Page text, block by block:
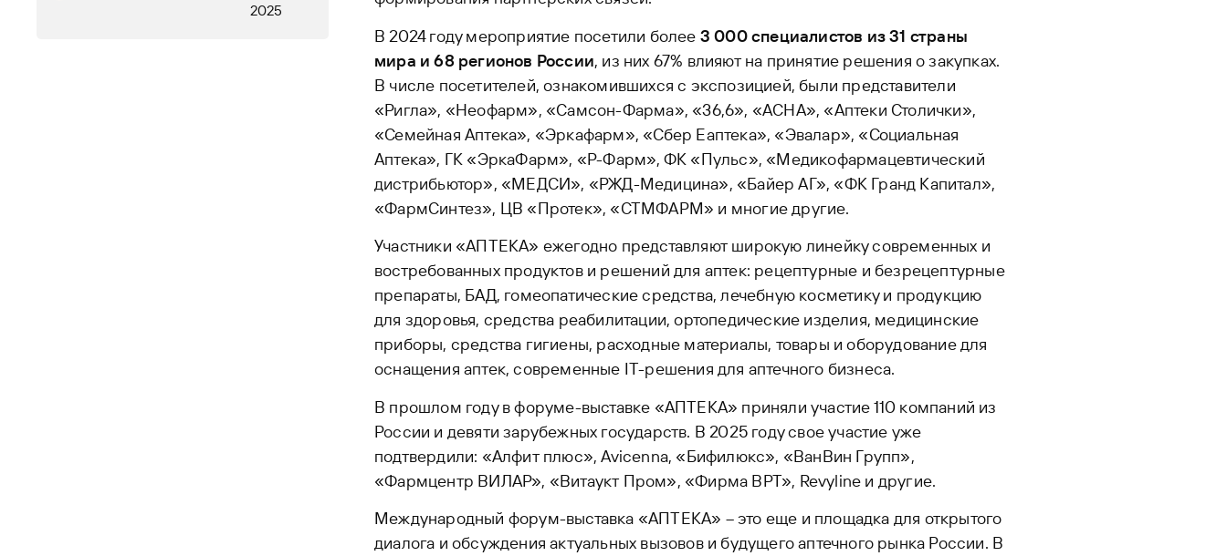
2025
В 2024 году мероприятие посетили более 3 000 специалистов из 31 страны
мира и 68 регионов России, из них 67% влияют на принятие решения о закупках.
В числе посетителей, ознакомившихся с экспозицией, были представители
«Ригла», «Неофарм», «Самсон-Фарма», «36,6», «АСНА», «Аптеки Столички»,
«Семейная Аптека», «Эркафарм», «Сбер Еаптека», «Эвалар», «Социальная
Аптека», ГК «ЭркаФарм», «Р-Фарм», ФК «Пульс», «Медикофармацевтический
дистрибьютор», «МЕДСИ», «РЖД-Медицина», «Байер АГ», «ФК Гранд Капитал»,
«ФармСинтез», ЦВ «Протек», «СТМФАРМ» и многие другие.
Участники «АПТЕКА» ежегодно представляют широкую линейку современных и
востребованных продуктов и решений для аптек: рецептурные и безрецептурные
препараты, БАД, гомеопатические средства, лечебную косметику и продукцию
для здоровья, средства реабилитации, ортопедические изделия, медицинские
приборы, средства гигиены, расходные материалы, товары и оборудование для
оснащения аптек, современные IT-решения для аптечного бизнеса.
В прошлом году в форуме-выставке «АПТЕКА» приняли участие 110 компаний из
России и девяти зарубежных государств. В 2025 году свое участие уже
подтвердили: «Алфит плюс», Avicenna, «Бифилюкс», «ВанВин Групп»,
«Фармцентр ВИЛАР», «Витаукт Пром», «Фирма ВРТ», Revyline и другие.
Международный форум-выставка «АПТЕКА» – это еще и площадка для открытого
диалога и обсуждения актуальных вызовов и будущего аптечного рынка России. В